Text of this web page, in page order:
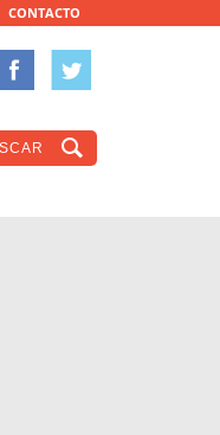
CONTACTO